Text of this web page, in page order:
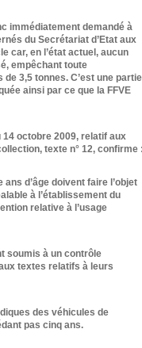
immédiatement demandé à
du Secrétariat d’Etat aux
car, en l’état actuel, aucun
empêchant toute
3,5 tonnes. C’est une partie
ainsi par ce que la FFVE
octobre 2009, relatif aux
texte n° 12, confirme
d’âge doivent faire l’objet
à l’établissement du
relative à l’usage
soumis à un contrôle
textes relatifs à leurs
des véhicules de
pas cinq ans.